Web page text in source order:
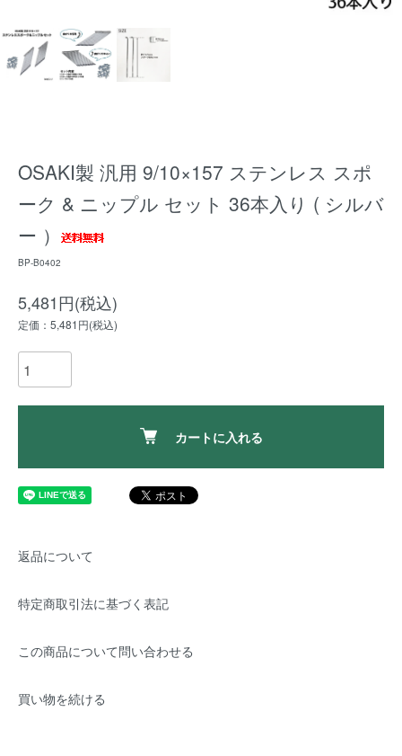
OSAKI製 汎用 9/10×157 ステンレス スポ
ーク & ニップル セット 36本入り ( シルバ
ー ）
BP-B0402
5,481円(税込)
定価：5,481円(税込)
カートに入れる
返品について
特定商取引法に基づく表記
この商品について問い合わせる
買い物を続ける